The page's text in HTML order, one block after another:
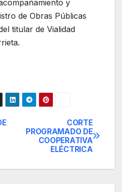
y
de Obras Públicas
titular de Vialidad
CORTE
PROGRAMADO DE
COOPERATIVA
ELÉCTRICA